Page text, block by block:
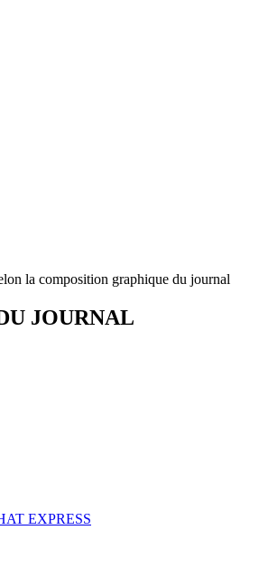
la composition graphique du journal
JOURNAL
EXPRESS